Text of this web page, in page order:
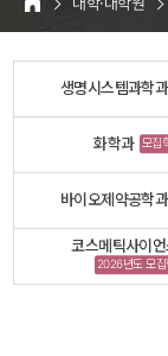
HOME
생명시스템과학과
화학과 모집
바이오제약공학과
코스메틱사이
2026년도 모집